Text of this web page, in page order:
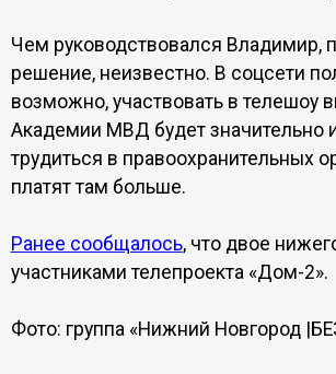
Чем руководствовался Владимир,
решение, неизвестно. В соцсети
возможно, участвовать в телешоу
Академии МВД будет значительно
трудиться в правоохранительных
платят там больше.
Ранее сообщалось, что двое
участниками телепроекта «Дом-2».
Фото: группа «Нижний Новгород